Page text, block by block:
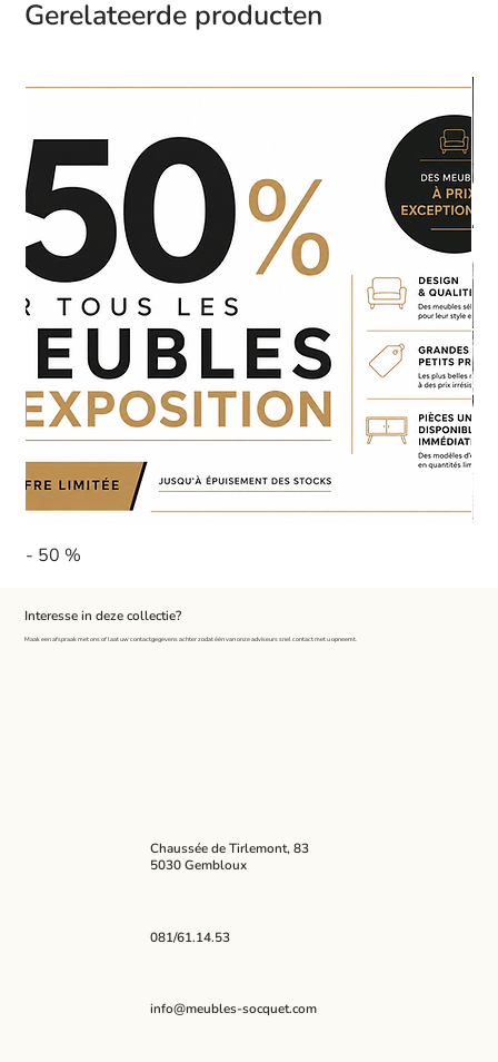
Gerelateerde producten
- 50 %
Interesse in deze collectie?
Maak een afspraak met ons of laat uw contactgegevens achter zodat één van onze adviseurs snel contact met u opneemt.
Chaussée de Tirlemont, 83
5030 Gembloux
081/61.14.53
info@meubles-socquet.com